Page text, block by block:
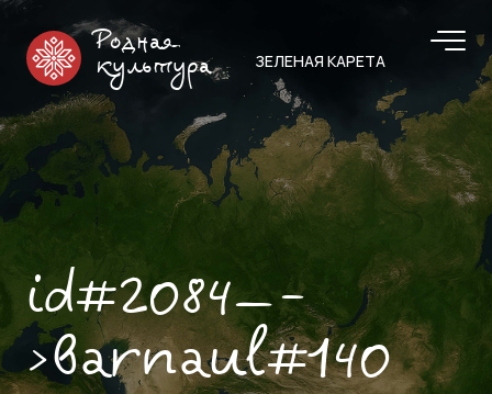
Родная
культура
ЗЕЛЕНАЯ КАРЕТА
id#2084—-
>barnaul#140